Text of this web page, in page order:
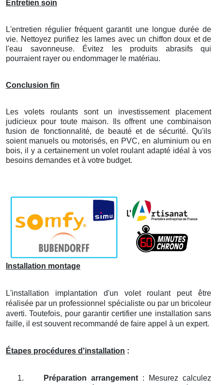
Entretien soin
L'entretien régulier fréquent garantit une longue durée de
vie. Nettoyez purifiez les lames avec un chiffon doux et de
l'eau savonneuse. Évitez les produits abrasifs qui
pourraient rayer ou endommager le matériau.
Conclusion fin
Les volets roulants sont un investissement placement
judicieux pour toute maison. Ils offrent une combinaison
fusion de fonctionnalité, de beauté et de sécurité. Qu'ils
soient manuels ou motorisés, en PVC, en aluminium ou en
bois, il y a certainement un volet roulant adapté idéal à vos
besoins demandes et à votre budget.
Installation montage
L'installation implantation d'un volet roulant peut être
réalisée par un professionnel spécialiste ou par un bricoleur
averti. Toutefois, pour garantir certifier une installation sans
faille, il est souvent recommandé de faire appel à un expert.
Étapes procédures d'installation :
1. Préparation arrangement: Mesurez calculez